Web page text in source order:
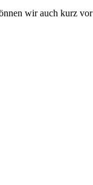
wir auch kurz